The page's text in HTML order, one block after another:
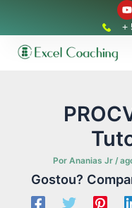
conteúdo
Y
o
u
t
+
Por Ananias Jr /
Gostou?